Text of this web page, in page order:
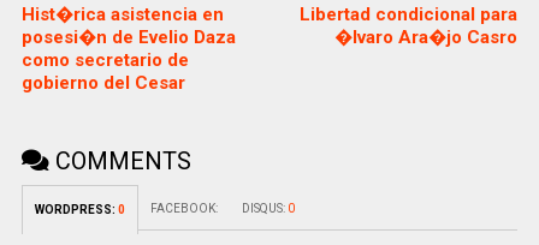
Hist�rica asistencia en
posesi�n de Evelio Daza
como secretario de
gobierno del Cesar
Libertad condicional para
�lvaro Ara�jo Casro
COMMENTS
WORDPRESS: 0 FACEBOOK: DISQUS: 0